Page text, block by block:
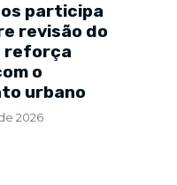
participa
revisão do
reforça
o
urbano
2026